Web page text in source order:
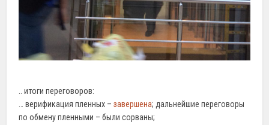
.. итоги переговоров:
… верификация пленных –завершена; дальнейшие переговоры
по обмену пленными – были сорваны;